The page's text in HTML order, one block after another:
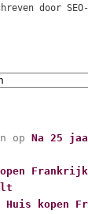
door
opNa 25
Huis kopen